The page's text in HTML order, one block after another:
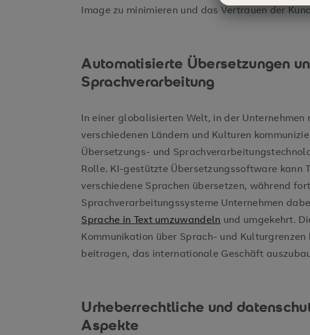
Image zu minimieren und das Vertrauen der
Automatisierte Übersetzungen
Sprachverarbeitung
In einer globalisierten Welt, in der Unternehmen
verschiedenen Ländern und Kulturen
Übersetzungs- und
Rolle. KI-gestützte Übersetzungssoftware kann
verschiedene Sprachen übersetzen, während
Sprachverarbeitungssysteme Unternehmen
Sprache in Text umzuwandeln und umgekehrt.
Kommunikation über Sprach- und
beitragen, das internationale Geschäft
Urheberrechtliche und
Aspekte